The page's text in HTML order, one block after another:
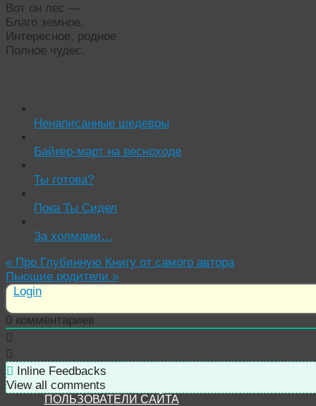
Вот он лес —
Благо земное.
Интересное, родное
Полное чудес.
Ненаписанные шедевры
Байкер-март на весноходе
Ты готова?
Пока Ты Сидел
За холмами…
« Про Глубинную Книгу от самого автора
Пьющие родители »
Login
0 комментариев
Inline Feedbacks
View all comments
ПОЛЬЗОВАТЕЛИ САЙТА